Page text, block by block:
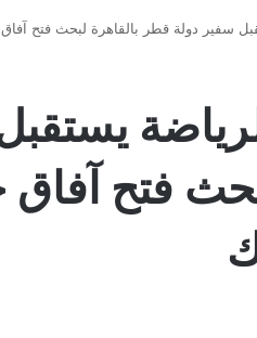
سفير دولة قطر بالقاهرة لبحث فتح
فتح آفاق